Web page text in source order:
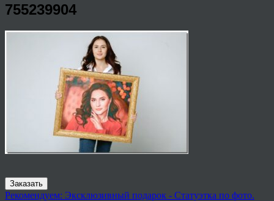
755239904
Заказать
Рекомендуем: Эксклюзивный подарок - Статуэтка по фото.